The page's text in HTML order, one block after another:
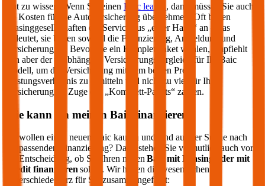
Gut zu wissen: Wenn Sie einen Baic leasen , dann müssen Sie auch
die Kosten für die Autoversicherung übernehmen. Oft bieten
Leasinggesellschaften ein Service aus „einer Hand“ an – das
bedeutet, sie bieten sowohl die Finanzierung, Anmeldung und
Versicherung an. Bevor Sie ein Komplettpaket wählen, empfiehlt
sich aber der unabhängige Versicherungsvergleich für Ihr
Baic
Modell, um die Versicherung mit dem besten Preis-
Leistungsverhältnis zu ermitteln und nicht zu viel für Ihre
Versicherung im Zuge des „Komplett-Pakets“ zahlen.
Wie kann ich meinen Baic finanzieren?
Sie wollen einen neuen Baic kaufen und sind auf der Suche nach
der passenden Finanzierung? Dann stehen Sie vermutlich auch vor
der Entscheidung, ob Sie Ihren neuen Baic
mit Leasing oder mit
Kredit finanzieren sollen. Wir haben die wesentlichen
Unterschiede kurz für Sie zusammengefasst: